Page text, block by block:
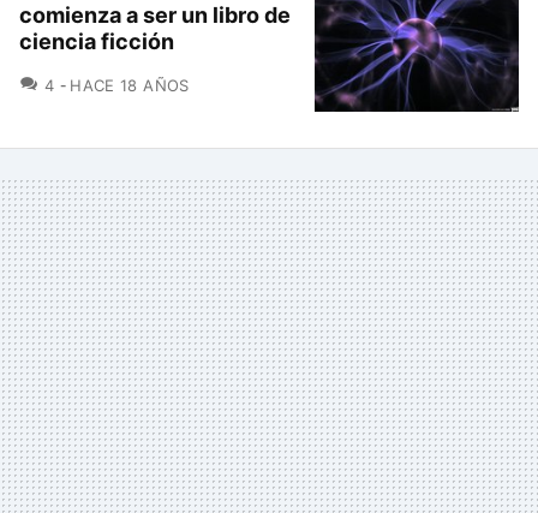
comienza a ser un libro de
ciencia ficción
4 COMENTARIOS
HACE 18 AÑOS